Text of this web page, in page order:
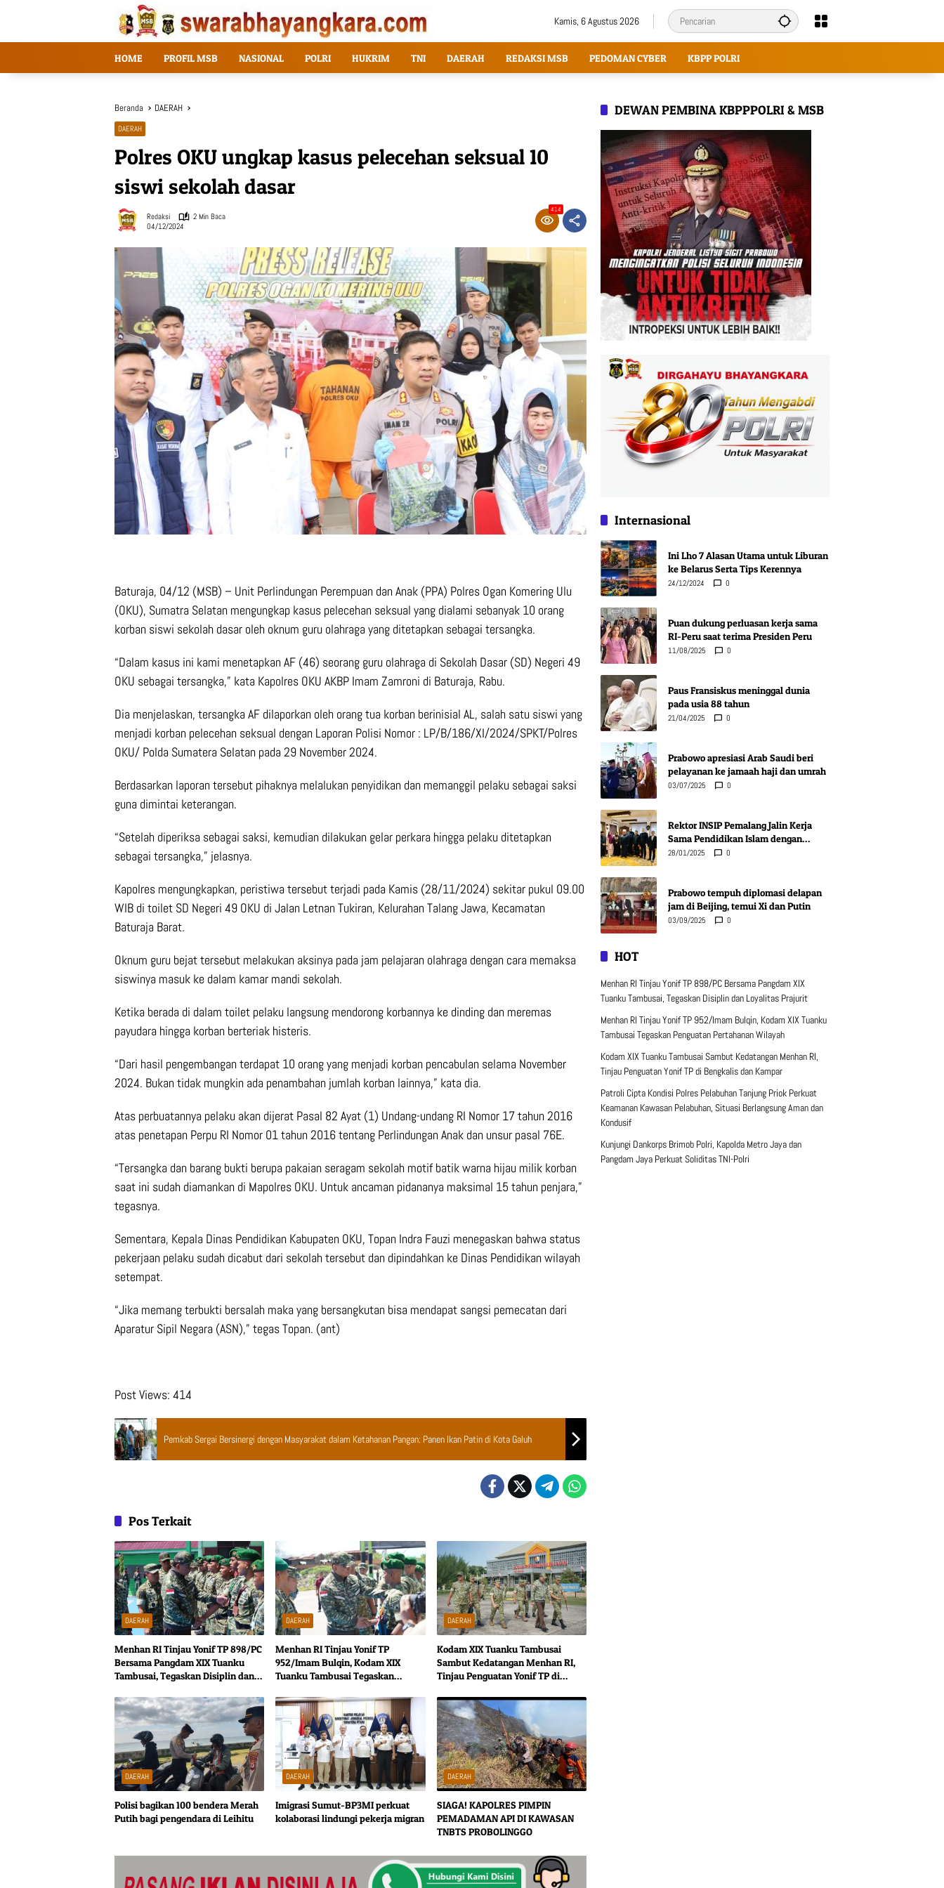
Kamis, 6 Agustus 2026
HOME PROFIL MSB NASIONAL POLRI HUKRIM TNI DAERAH REDAKSI MSB PEDOMAN CYBER KBPP POLRI
Beranda DAERAH
DAERAH
Polres OKU ungkap kasus pelecehan seksual 10
siswi sekolah dasar
Redaksi
2 Min Baca
04/12/2024
414
Baturaja, 04/12 (MSB) – Unit Perlindungan Perempuan dan Anak (PPA) Polres Ogan Komering Ulu
(OKU), Sumatra Selatan mengungkap kasus pelecehan seksual yang dialami sebanyak 10 orang
korban siswi sekolah dasar oleh oknum guru olahraga yang ditetapkan sebagai tersangka.
“Dalam kasus ini kami menetapkan AF (46) seorang guru olahraga di Sekolah Dasar (SD) Negeri 49
OKU sebagai tersangka,” kata Kapolres OKU AKBP Imam Zamroni di Baturaja, Rabu.
Dia menjelaskan, tersangka AF dilaporkan oleh orang tua korban berinisial AL, salah satu siswi yang
menjadi korban pelecehan seksual dengan Laporan Polisi Nomor : LP/B/186/XI/2024/SPKT/Polres
OKU/ Polda Sumatera Selatan pada 29 November 2024.
Berdasarkan laporan tersebut pihaknya melalukan penyidikan dan memanggil pelaku sebagai saksi
guna dimintai keterangan.
“Setelah diperiksa sebagai saksi, kemudian dilakukan gelar perkara hingga pelaku ditetapkan
sebagai tersangka,” jelasnya.
Kapolres mengungkapkan, peristiwa tersebut terjadi pada Kamis (28/11/2024) sekitar pukul 09.00
WIB di toilet SD Negeri 49 OKU di Jalan Letnan Tukiran, Kelurahan Talang Jawa, Kecamatan
Baturaja Barat.
Oknum guru bejat tersebut melakukan aksinya pada jam pelajaran olahraga dengan cara memaksa
siswinya masuk ke dalam kamar mandi sekolah.
Ketika berada di dalam toilet pelaku langsung mendorong korbannya ke dinding dan meremas
payudara hingga korban berteriak histeris.
“Dari hasil pengembangan terdapat 10 orang yang menjadi korban pencabulan selama November
2024. Bukan tidak mungkin ada penambahan jumlah korban lainnya,” kata dia.
Atas perbuatannya pelaku akan dijerat Pasal 82 Ayat (1) Undang-undang RI Nomor 17 tahun 2016
atas penetapan Perpu RI Nomor 01 tahun 2016 tentang Perlindungan Anak dan unsur pasal 76E.
“Tersangka dan barang bukti berupa pakaian seragam sekolah motif batik warna hijau milik korban
saat ini sudah diamankan di Mapolres OKU. Untuk ancaman pidananya maksimal 15 tahun penjara,”
tegasnya.
Sementara, Kepala Dinas Pendidikan Kabupaten OKU, Topan Indra Fauzi menegaskan bahwa status
pekerjaan pelaku sudah dicabut dari sekolah tersebut dan dipindahkan ke Dinas Pendidikan wilayah
setempat.
“Jika memang terbukti bersalah maka yang bersangkutan bisa mendapat sangsi pemecatan dari
Aparatur Sipil Negara (ASN),” tegas Topan. (ant)
Post Views: 414
Pemkab Sergai Bersinergi dengan Masyarakat dalam Ketahanan Pangan: Panen Ikan Patin di Kota Galuh
Pos Terkait
DAERAH
Menhan RI Tinjau Yonif TP 898/PC
Bersama Pangdam XIX Tuanku
Tambusai, Tegaskan Disiplin dan
DAERAH
Menhan RI Tinjau Yonif TP
952/Imam Bulqin, Kodam XIX
Tuanku Tambusai Tegaskan
DAERAH
Kodam XIX Tuanku Tambusai
Sambut Kedatangan Menhan RI,
Tinjau Penguatan Yonif TP di
DAERAH
Polisi bagikan 100 bendera Merah
Putih bagi pengendara di Leihitu
DAERAH
Imigrasi Sumut-BP3MI perkuat
kolaborasi lindungi pekerja migran
DAERAH
SIAGA! KAPOLRES PIMPIN
PEMADAMAN API DI KAWASAN
TNBTS PROBOLINGGO
DEWAN PEMBINA KBPPPOLRI & MSB
Internasional
Ini Lho 7 Alasan Utama untuk Liburan
ke Belarus Serta Tips Kerennya
24/12/2024 0
Puan dukung perluasan kerja sama
RI-Peru saat terima Presiden Peru
11/08/2025 0
Paus Fransiskus meninggal dunia
pada usia 88 tahun
21/04/2025 0
Prabowo apresiasi Arab Saudi beri
pelayanan ke jamaah haji dan umrah
03/07/2025 0
Rektor INSIP Pemalang Jalin Kerja
Sama Pendidikan Islam dengan
Komunitas Muslim Novi Pazar, Serbia
28/01/2025 0
Prabowo tempuh diplomasi delapan
jam di Beijing, temui Xi dan Putin
03/09/2025 0
HOT
Menhan RI Tinjau Yonif TP 898/PC Bersama Pangdam XIX
Tuanku Tambusai, Tegaskan Disiplin dan Loyalitas Prajurit
Menhan RI Tinjau Yonif TP 952/Imam Bulqin, Kodam XIX Tuanku
Tambusai Tegaskan Penguatan Pertahanan Wilayah
Kodam XIX Tuanku Tambusai Sambut Kedatangan Menhan RI,
Tinjau Penguatan Yonif TP di Bengkalis dan Kampar
Patroli Cipta Kondisi Polres Pelabuhan Tanjung Priok Perkuat
Keamanan Kawasan Pelabuhan, Situasi Berlangsung Aman dan
Kondusif
Kunjungi Dankorps Brimob Polri, Kapolda Metro Jaya dan
Pangdam Jaya Perkuat Soliditas TNI-Polri